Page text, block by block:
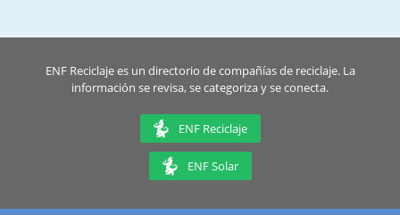
ENF Reciclaje es un directorio de compañías de reciclaje. La
información se revisa, se categoriza y se conecta.
ENF Reciclaje
ENF Solar